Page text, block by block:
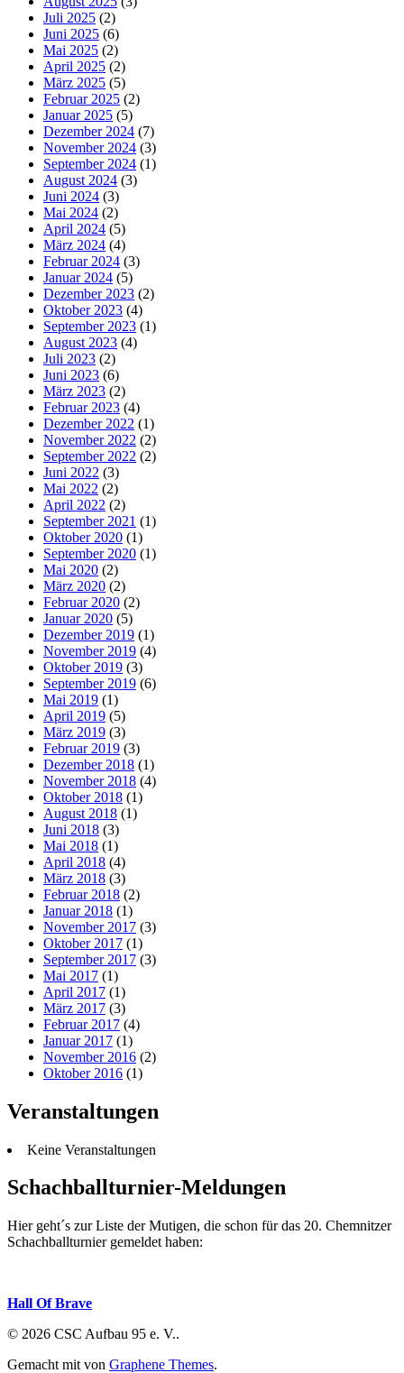
Juli 2025 (2)
Juni 2025 (6)
Mai 2025 (2)
April 2025 (2)
März 2025 (5)
Februar 2025 (2)
Januar 2025 (5)
Dezember 2024 (7)
November 2024 (3)
September 2024 (1)
August 2024 (3)
Juni 2024 (3)
Mai 2024 (2)
April 2024 (5)
März 2024 (4)
Februar 2024 (3)
Januar 2024 (5)
Dezember 2023 (2)
Oktober 2023 (4)
September 2023 (1)
August 2023 (4)
Juli 2023 (2)
Juni 2023 (6)
März 2023 (2)
Februar 2023 (4)
Dezember 2022 (1)
November 2022 (2)
September 2022 (2)
Juni 2022 (3)
Mai 2022 (2)
April 2022 (2)
September 2021 (1)
Oktober 2020 (1)
September 2020 (1)
Mai 2020 (2)
März 2020 (2)
Februar 2020 (2)
Januar 2020 (5)
Dezember 2019 (1)
November 2019 (4)
Oktober 2019 (3)
September 2019 (6)
Mai 2019 (1)
April 2019 (5)
März 2019 (3)
Februar 2019 (3)
Dezember 2018 (1)
November 2018 (4)
Oktober 2018 (1)
August 2018 (1)
Juni 2018 (3)
Mai 2018 (1)
April 2018 (4)
März 2018 (3)
Februar 2018 (2)
Januar 2018 (1)
November 2017 (3)
Oktober 2017 (1)
September 2017 (3)
Mai 2017 (1)
April 2017 (1)
März 2017 (3)
Februar 2017 (4)
Januar 2017 (1)
November 2016 (2)
Oktober 2016 (1)
Veranstaltungen
Keine Veranstaltungen
Schachballturnier-Meldungen
Hier geht´s zur Liste der Mutigen, die schon für das 20. Chemnitzer
Schachballturnier gemeldet haben:
Hall Of Brave
© 2026 CSC Aufbau 95 e. V..
Gemacht mit von Graphene Themes.